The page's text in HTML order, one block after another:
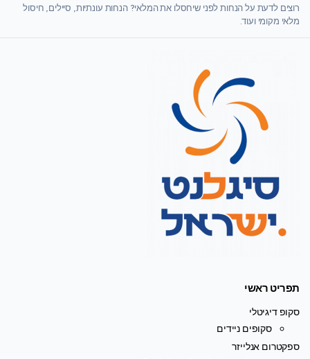
רוצים לדעת על הנחות לפני שיחסלו את המלאי? הנחות עונתיות, סיילים, חיסול
מלאי מקומי ועוד.
תפריט ראשי
סקופ דיגיטלי
סקופים ניידים
ספקטרום אנלייזר